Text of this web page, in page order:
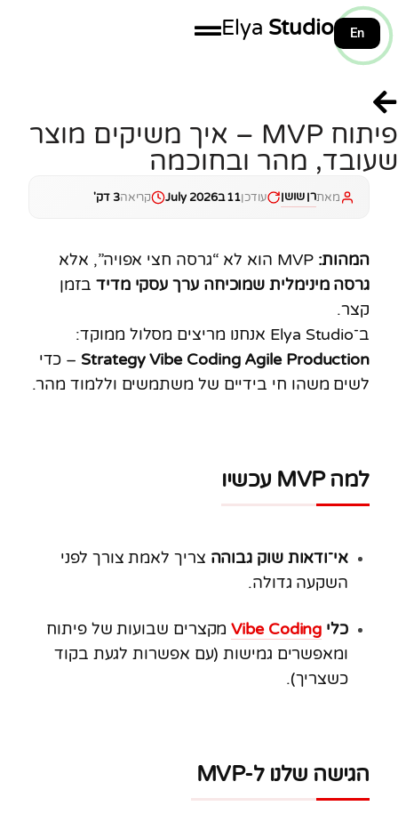
En
Elya Studio 100%
פיתוח MVP – איך משיקים מוצר
שעובד, מהר ובחוכמה
מאתרן שושן עודכן11 בJuly 2026 קריאה3 דק'
המהות: MVP הוא לא “גרסה חצי אפויה”, אלא
גרסה מינימלית שמוכיחה ערך עסקי מדיד בזמן
קצר.
ב־Elya Studio אנחנו מריצים מסלול ממוקד:
Strategy Vibe Coding Agile Production – כדי
לשים משהו חי בידיים של משתמשים וללמוד מהר.
למה MVP עכשיו
אי־ודאות שוק גבוהה צריך לאמת צורך לפני
השקעה גדולה.
כלי Vibe Codingמקצרים שבועות של פיתוח
ומאפשרים גמישות (עם אפשרות לגעת בקוד
כשצריך).
הגישה שלנו ל-MVP